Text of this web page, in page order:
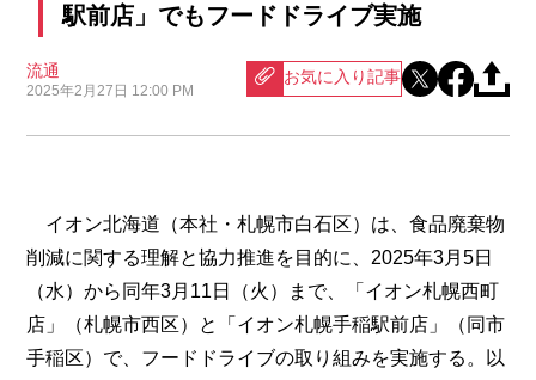
駅前店」でもフードドライブ実施
流通
2025年2月27日 12:00 PM
お気に入り記事
イオン北海道（本社・札幌市白石区）は、食品廃棄物
削減に関する理解と協力推進を目的に、2025年3月5日
（水）から同年3月11日（火）まで、「イオン札幌西町
店」（札幌市西区）と「イオン札幌手稲駅前店」（同市
手稲区）で、フードドライブの取り組みを実施する。以